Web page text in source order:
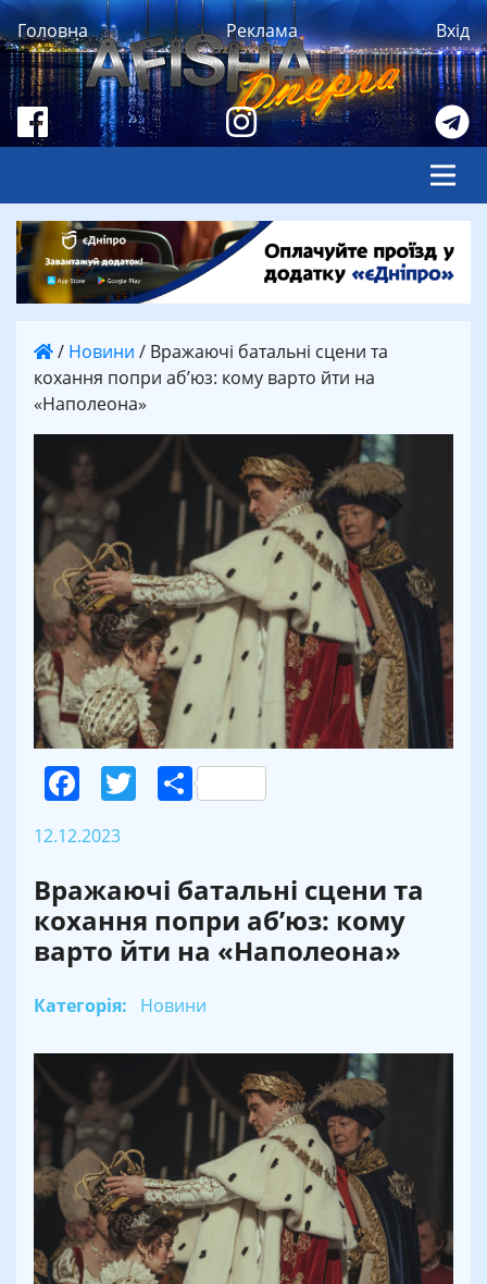
Головна Реклама Вхід
/ Новини / Вражаючі батальні сцени та
кохання попри аб’юз: кому варто йти на
«Наполеона»
Facebook
Twitter
Поділитися
12.12.2023
Вражаючі батальні сцени та
кохання попри аб’юз: кому
варто йти на «Наполеона»
Категорія: Новини